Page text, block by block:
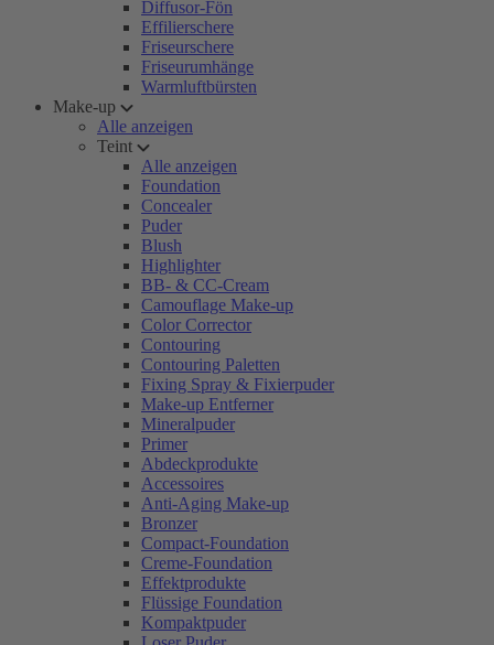
Diffusor-Fön
Effilierschere
Friseurschere
Friseurumhänge
Warmluftbürsten
Make-up
Alle anzeigen
Teint
Alle anzeigen
Foundation
Concealer
Puder
Blush
Highlighter
BB- & CC-Cream
Camouflage Make-up
Color Corrector
Contouring
Contouring Paletten
Fixing Spray & Fixierpuder
Make-up Entferner
Mineralpuder
Primer
Abdeckprodukte
Accessoires
Anti-Aging Make-up
Bronzer
Compact-Foundation
Creme-Foundation
Effektprodukte
Flüssige Foundation
Kompaktpuder